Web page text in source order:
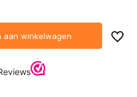
aan winkelwagen